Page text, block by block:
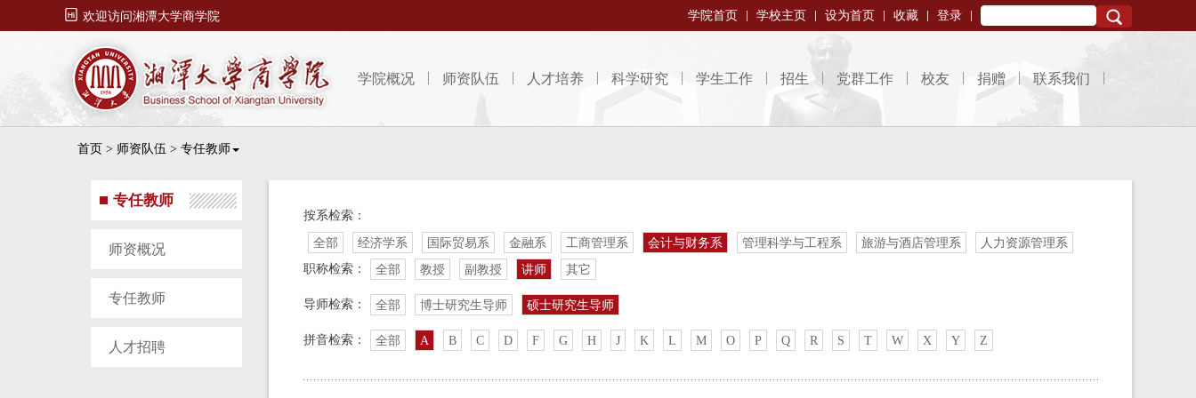
 欢迎访问湘潭大学商学院 学院首页 学校主页 设为首页 收藏 登录
学院概况 师资队伍 人才培养 科学研究 学生工作 招生 党群工作 校友 捐赠 联系我们
首页 > 师资队伍 > 专任教师
专任教师
师资概况
专任教师
人才招聘
按系检索：
全部 经济学系 国际贸易系 金融系 工商管理系 会计与财务系 管理科学与工程系 旅游与酒店管理系
人力资源管理系
职称检索：
全部 教授 副教授 讲师 其它
导师检索： 全部 博士研究生导师 硕士研究生导师
拼音检索： 全部 A B C D F G H J K L M O P Q R S T W X Y Z